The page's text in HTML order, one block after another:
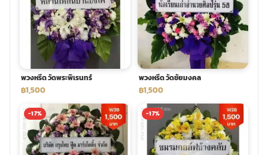
พวงหรีด วัดพระพิเรนทร์
฿1,500
พวงหรีด วัดชัยมงคล
฿1,500
-17% -17%